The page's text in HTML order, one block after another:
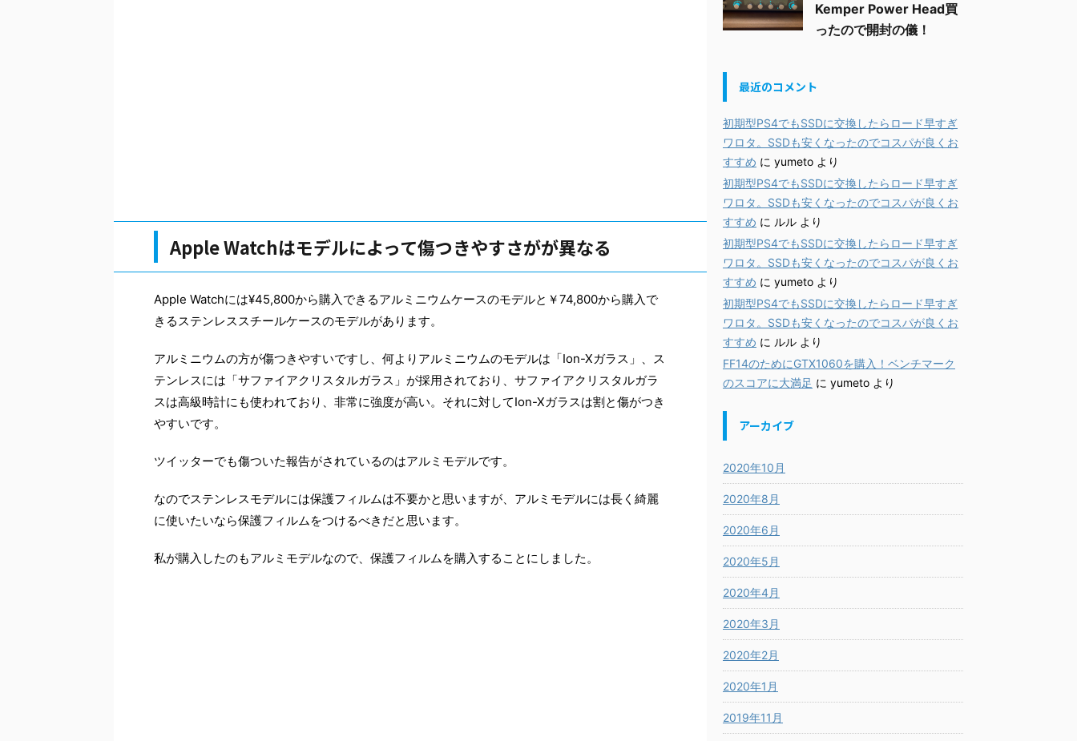
Apple Watchはモデルによって傷つきやすさがが異なる
Apple Watchには¥45,800から購入できるアルミニウムケースのモデルと￥74,800から購入で
きるステンレススチールケースのモデルがあります。
アルミニウムの方が傷つきやすいですし、何よりアルミニウムのモデルは「Ion-Xガラス」、ス
テンレスには「サファイアクリスタルガラス」が採用されており、サファイアクリスタルガラ
スは高級時計にも使われており、非常に強度が高い。それに対してIon-Xガラスは割と傷がつき
やすいです。
ツイッターでも傷ついた報告がされているのはアルミモデルです。
なのでステンレスモデルには保護フィルムは不要かと思いますが、アルミモデルには長く綺麗
に使いたいなら保護フィルムをつけるべきだと思います。
私が購入したのもアルミモデルなので、保護フィルムを購入することにしました。
Kemper Power Head買
ったので開封の儀！
最近のコメント
初期型PS4でもSSDに交換したらロード早すぎ
ワロタ。SSDも安くなったのでコスパが良くお
すすめ に yumeto より
初期型PS4でもSSDに交換したらロード早すぎ
ワロタ。SSDも安くなったのでコスパが良くお
すすめ に ルル より
初期型PS4でもSSDに交換したらロード早すぎ
ワロタ。SSDも安くなったのでコスパが良くお
すすめ に yumeto より
初期型PS4でもSSDに交換したらロード早すぎ
ワロタ。SSDも安くなったのでコスパが良くお
すすめ に ルル より
FF14のためにGTX1060を購入！ベンチマーク
のスコアに大満足 に yumeto より
アーカイブ
2020年10月
2020年8月
2020年6月
2020年5月
2020年4月
2020年3月
2020年2月
2020年1月
2019年11月